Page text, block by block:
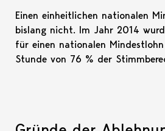
Einen einheitlichen nationalen
bislang nicht. Im Jahr 2014
für einen nationalen
Stunde von 76 % der